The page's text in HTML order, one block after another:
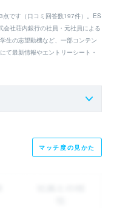
です（口コミ回答数197件）。ES
社荘内銀行の社員・元社員による
生の志望動機など、一部コンテン
て最新情報やエントリーシート・
マッチ度の見かた